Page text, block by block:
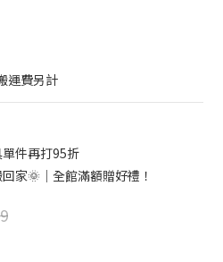
運費另計
件再打95折
家🌞｜全館滿額贈好禮！